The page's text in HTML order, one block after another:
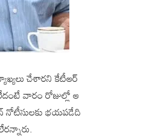
చేశారని కేటీఆర్
వారం రోజుల్లో ఆ
నోటీసులకు భయపడేది